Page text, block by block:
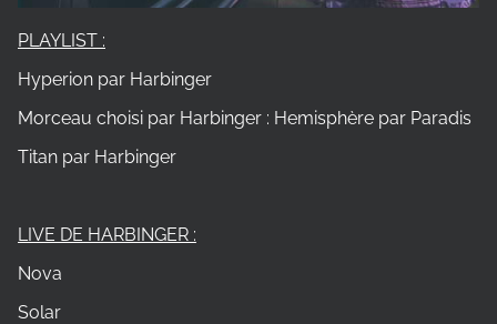
PLAYLIST :
Hyperion par Harbinger
Morceau choisi par Harbinger : Hemisphère par Paradis
Titan par Harbinger
LIVE DE HARBINGER :
Nova
Solar